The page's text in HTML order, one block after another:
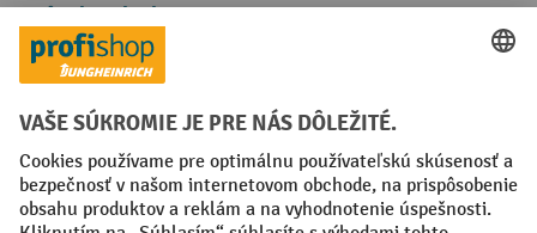
Spôsoby platby
Creditcard (Master)Creditcard (Visa)
Faktúra Predplatba
Sociálne siete